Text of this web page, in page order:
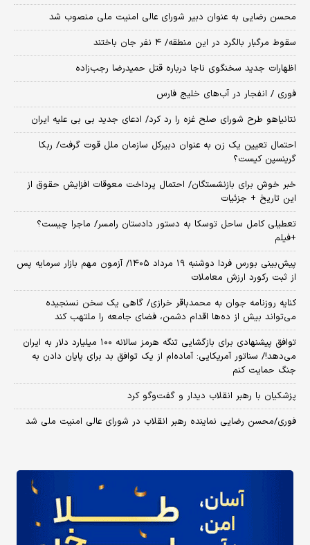
محسن رضایی به عنوان دبیر شورای عالی امنیت ملی منصوب شد
سقوط مرگبار بالگرد در این منطقه/ ۴ نفر جان باختند
اظهارات جدید سخنگوی ناجا درباره قتل حمیدرضا رجب‌زاده
فوری / انفجار در آب‌های خلیج فارس
نتانیاهو طرح شورای صلح غزه را رد کرد/ ادعای جدید بی بی علیه ایران
احتمال تعیین یک زن به عنوان دبیرکل سازمان ملل قوت گرفت/ ربکا
گرینسپن کیست؟
خبر خوش برای بازنشستگان/ احتمال پرداخت معوقات افزایش حقوق از
این تاریخ + جزئیات
تعطیلی کامل ساحل توسکا به دستور دادستان رامسر/ ماجرا چیست؟
+فیلم
​پیش‌بینی بورس فردا دوشنبه ۱۹ مرداد ۱۴۰۵/ آزمون مهم بازار سرمایه پس
از ثبت رکورد ارزش معاملات
کنایه روزنامه جوان به محمدباقر خرازی/ گاهی یک سخن نسنجیده
می‌تواند بیش از ده‌ها اقدام دشمن، فضای جامعه را ملتهب کند
توافق پیشنهادی برای بازگشایی تنگه هرمز سالانه ۱۰۰ میلیارد دلار به ایران
می‌دهد!/ سناتور آمریکایی: آماده‌ام از یک توافق بد برای پایان دادن به
جنگ حمایت کنم
پزشکیان با رهبر انقلاب دیدار و گفت‌وگو کرد
فوری/محسن رضایی نماینده رهبر انقلاب در شورای عالی امنیت ملی شد